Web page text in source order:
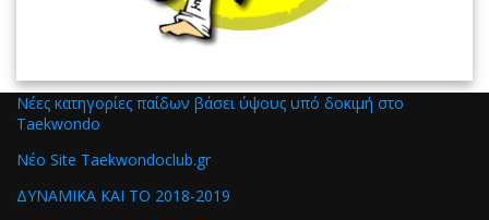
Νέες κατηγορίες παίδων βάσει ύψους υπό δοκιμή στο
Taekwondo
Νέο Site Taekwondoclub.gr
ΔΥΝΑΜΙΚΑ ΚΑΙ ΤΟ 2018-2019